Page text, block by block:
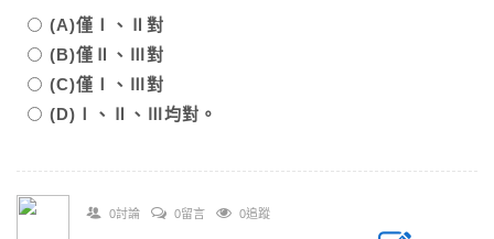
(A)僅Ⅰ、Ⅱ對
(B)僅Ⅱ、Ⅲ對
(C)僅Ⅰ、Ⅲ對
(D)Ⅰ、Ⅱ、Ⅲ均對。
0討論 0留言 0追蹤